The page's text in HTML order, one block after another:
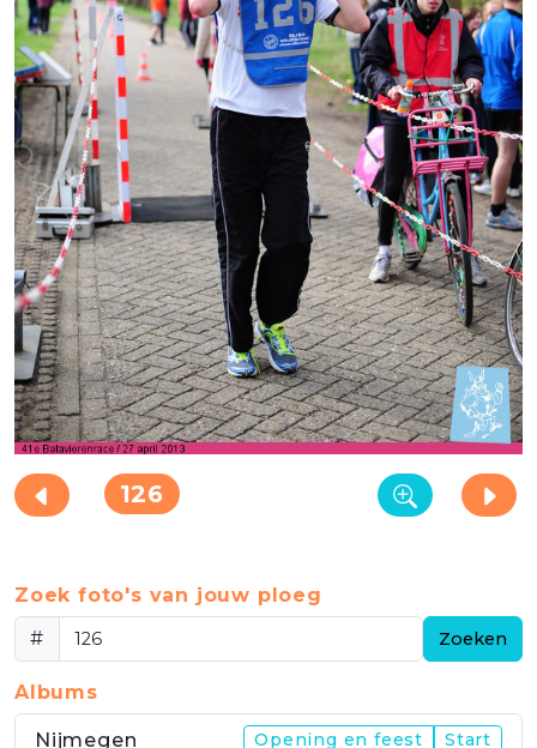
126
Zoek foto's van jouw ploeg
#
Zoeken
Albums
Nijmegen Opening en feest Start